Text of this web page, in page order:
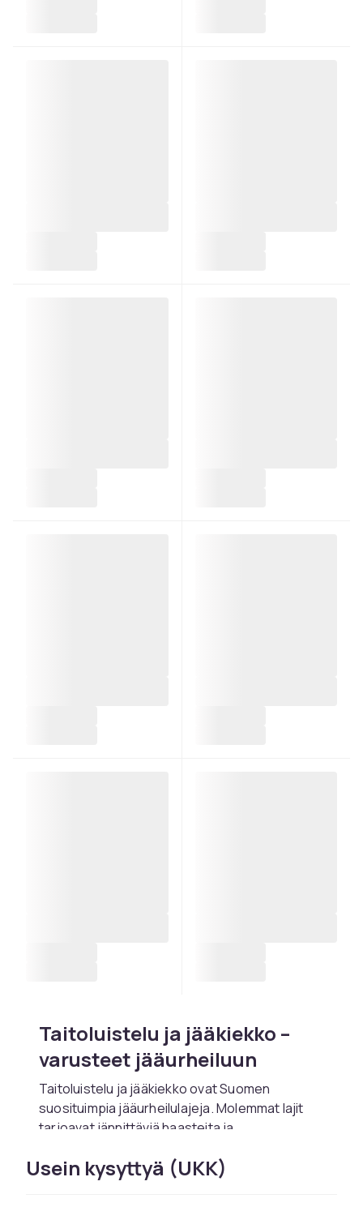
Taitoluistelu ja jääkiekko –
varusteet jääurheiluun
Taitoluistelu ja jääkiekko ovat Suomen
suosituimpia jääurheilulajeja. Molemmat lajit
tarjoavat jännittäviä haasteita ja
iästä ja taitotasosta riippumatta. CDON tarjoaa
laajan valikoiman varusteita sekä
Usein kysyttyä (UKK)